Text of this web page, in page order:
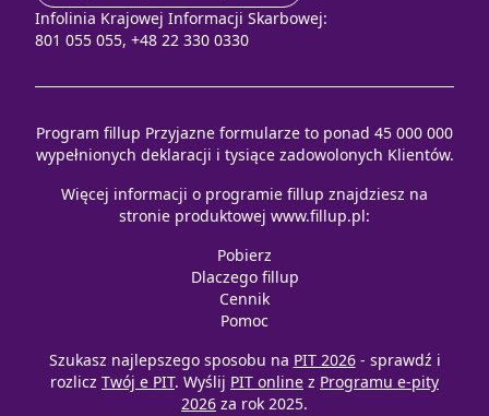
Infolinia Krajowej Informacji Skarbowej:
801 055 055, +48 22 330 0330
Program fillup Przyjazne formularze to ponad 45 000 000
wypełnionych deklaracji i tysiące zadowolonych Klientów.
Więcej informacji o programie fillup znajdziesz na
stronie produktowej www.fillup.pl:
Pobierz
Dlaczego fillup
Cennik
Pomoc
Szukasz najlepszego sposobu na PIT 2026 - sprawdź i
rozlicz Twój e PIT. Wyślij PIT online z Programu e-pity
2026 za rok 2025.